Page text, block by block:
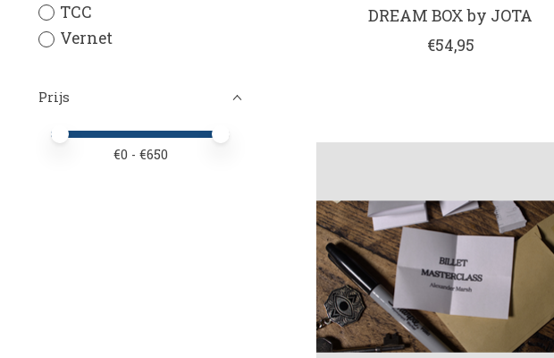
TCC
Vernet
Prijs
Minimale prijswaarde
Price maximum value
€0 - €650
DREAM BOX by JOTA
€54,95